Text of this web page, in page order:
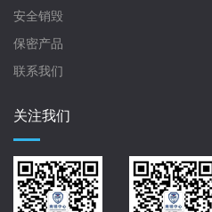
安全销毁
保密产品
联系我们
关注我们